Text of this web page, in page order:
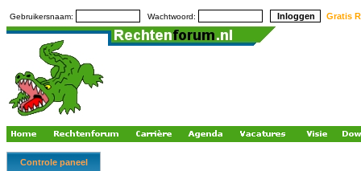
Gebruikersnaam: Wachtwoord: Gratis
Controle paneel